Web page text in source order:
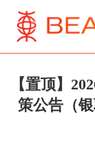
【置顶】
策公告（